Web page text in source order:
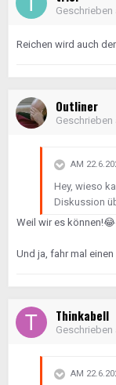
Geschrieben
Reichen wird auch der
Outliner
Geschrieben
AM
Hey, wieso
Diskussion
Weil wir es können!😂
Und ja, fahr mal
Thinkabell
Geschrieben
AM